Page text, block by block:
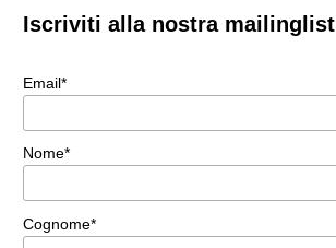
Iscriviti alla nostra mailinglist
Email*
Nome*
Cognome*